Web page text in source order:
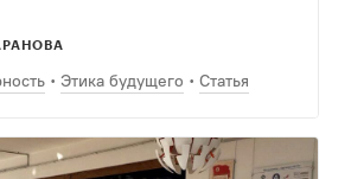
и технологий, генеральный
Geoalert…
Этика будущего Статья